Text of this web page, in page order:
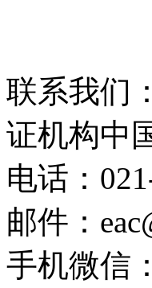
联系我们
证机构中
电话：
邮件：
手机微信：